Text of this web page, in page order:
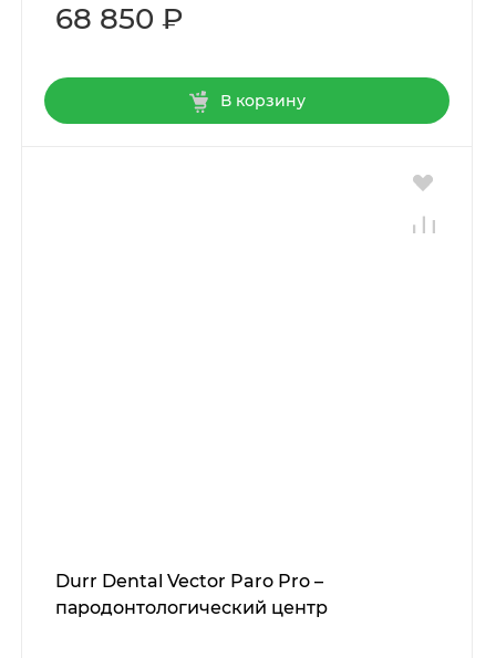
68 850 ₽
В корзину
Durr Dental Vector Paro Pro –
пародонтологический центр